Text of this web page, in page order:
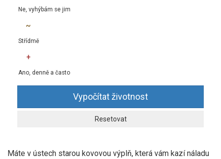
Ne, vyhýbám se jim
~
Střídmě
+
Ano, denně a často
Vypočítat životnost
Resetovat
Máte v ústech starou kovovou výplň, která vám kazí náladu